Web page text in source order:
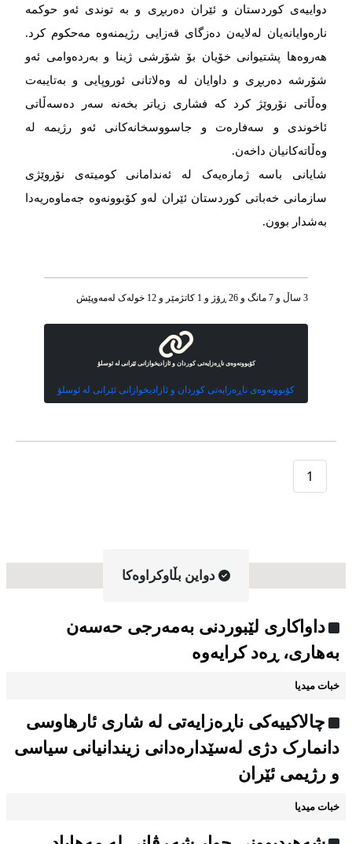
دواییەی کوردستان و ئێران دەربڕی و بە توندی ئەو حوکمە
نارەوایانەیان لەلایەن دەزگای قەزایی رژیمنەوە مەحکوم کرد.
هەروەها پشتیوانی خۆیان بۆ شۆرشی ژینا و بەردەوامی ئەو
شۆرشە دەربڕی و داوایان لە وەلاتانی ئوروپایی و بەتایبەت
وەڵاتی نۆروێژ کرد کە فشاری زیاتر بخەنە سەر دەسەڵاتی
ئاخوندی و سەفارەت و جاسووسخانەکانی ئەو رژیمە لە
وەڵاتەکانیان داخەن.
شایانی باسە ژمارەیەک لە ئەندامانی کومیتەی نۆروێژی
سازمانی خەباتی کوردستان ئێران لەو کۆبوونەوە جەماوەریەدا
بەشدار بوون.
3 ساڵ و 7 مانگ و 26 ڕۆژ و 1 کاتژمێر و 12 خوله‌ک له‌مه‌وپێش‌
کۆبوونەوەی ناڕەزایەتی کوردان و ئازادیخوازانی ئێرانی لە ئوسلۆ
کۆبوونەوەی ناڕەزایەتی کوردان و ئازادیخوازانی ئێرانی لە ئوسلۆ
1
دواین بڵاوکراوه‌کا
داواکاری لێبوردنی بەمەرجی حەسەن
بەهاری، ڕەد کرایەوە
خبات میدیا
چالاکییەکی ناڕەزایەتی لە شاری ئارهاوسی
دانمارک دژی لەسێدارەدانی زیندانیانی سیاسی
و رژیمی ئێران
خبات میدیا